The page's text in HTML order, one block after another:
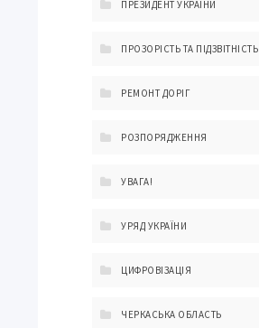
ПРЕЗИДЕНТ УКРАЇНИ
ПРОЗОРІСТЬ ТА ПІДЗВІТНІСТЬ
РЕМОНТ ДОРІГ
РОЗПОРЯДЖЕННЯ
УВАГА!
УРЯД УКРАЇНИ
ЦИФРОВІЗАЦІЯ
ЧЕРКАСЬКА ОБЛАСТЬ